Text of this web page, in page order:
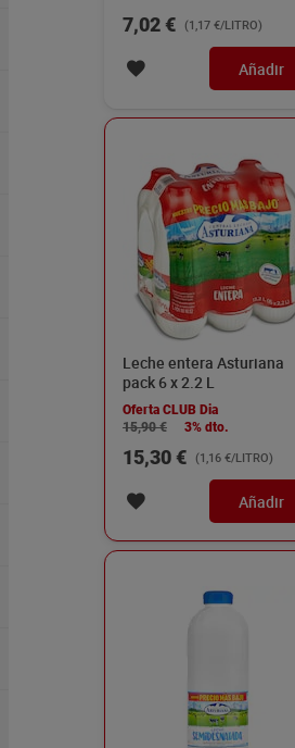
7,02 € (1,17 €/LITRO)
Añadir
Leche entera Asturiana
pack 6 x 2.2 L
Oferta CLUB Dia
15,90 €
3% dto.
15,30 € (1,16 €/LITRO)
Añadir